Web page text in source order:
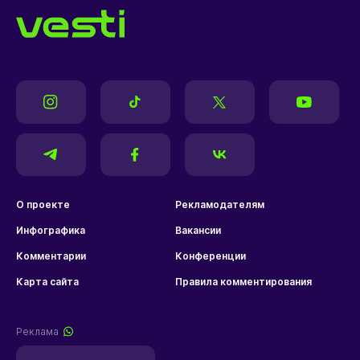
О проекте Рекламодателям
Инфографика Вакансии
Комментарии Конференции
Карта сайта Правила комментирования
Реклама